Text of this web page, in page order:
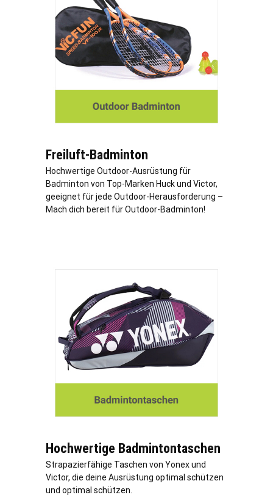
Freiluft-Badminton
Hochwertige Outdoor-Ausrüstung für
Badminton von Top-Marken Huck und Victor,
geeignet für jede Outdoor-Herausforderung –
Mach dich bereit für Outdoor-Badminton!
Hochwertige Badmintontaschen
Strapazierfähige Taschen von Yonex und
Victor, die deine Ausrüstung optimal schützen
und optimal schützen.